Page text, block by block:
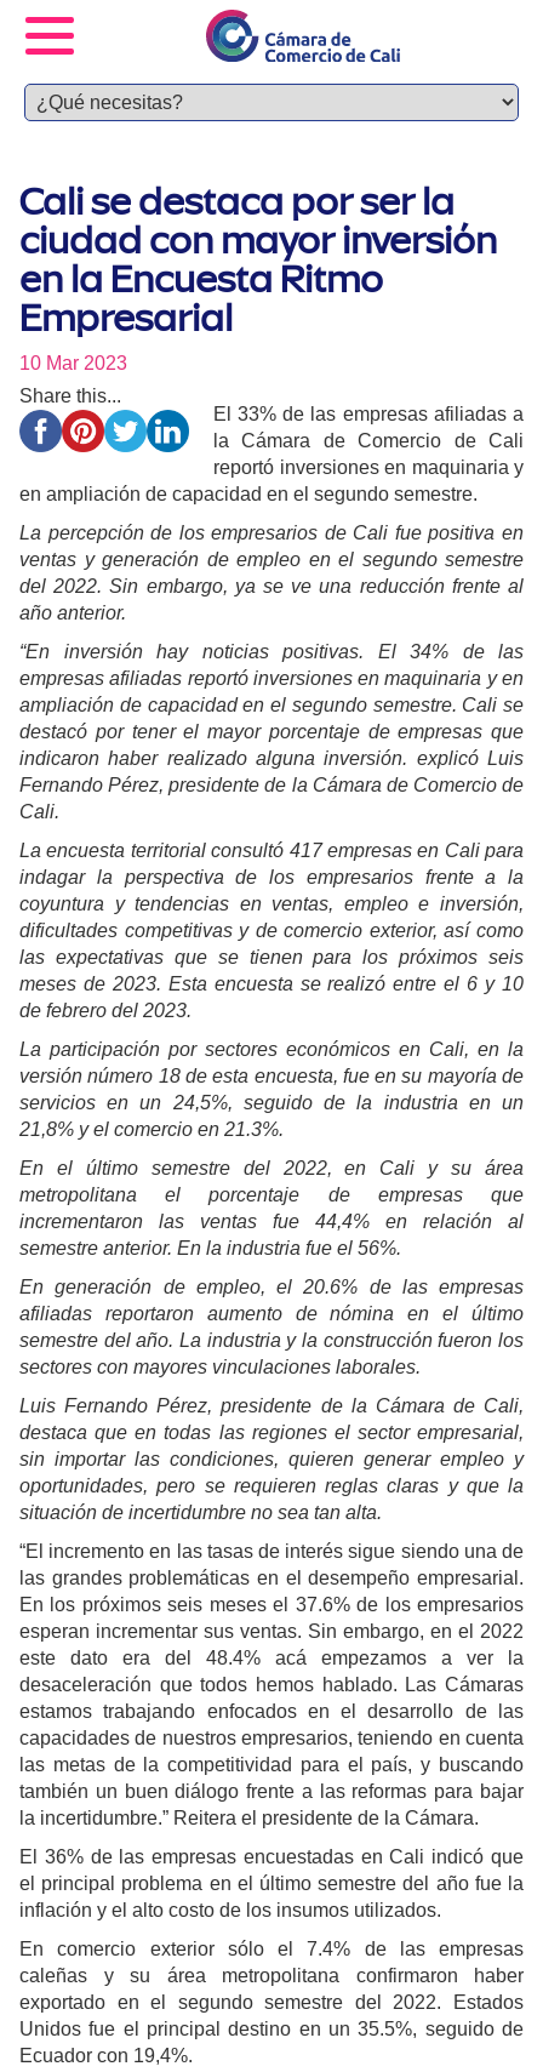
Cali se destaca por ser la
ciudad con mayor inversión
en la Encuesta Ritmo
Empresarial
10 Mar 2023
Share this...
El 33% de las empresas afiliadas a
la Cámara de Comercio de Cali
reportó inversiones en maquinaria y
en ampliación de capacidad en el segundo semestre.
La percepción de los empresarios de Cali fue positiva en
ventas y generación de empleo en el segundo semestre
del 2022. Sin embargo, ya se ve una reducción frente al
año anterior.
“En inversión hay noticias positivas. El 34% de las
empresas afiliadas reportó inversiones en maquinaria y en
ampliación de capacidad en el segundo semestre. Cali se
destacó por tener el mayor porcentaje de empresas que
indicaron haber realizado alguna inversión. explicó Luis
Fernando Pérez, presidente de la Cámara de Comercio de
Cali.
La encuesta territorial consultó 417 empresas en Cali para
indagar la perspectiva de los empresarios frente a la
coyuntura y tendencias en ventas, empleo e inversión,
dificultades competitivas y de comercio exterior, así como
las expectativas que se tienen para los próximos seis
meses de 2023. Esta encuesta se realizó entre el 6 y 10
de febrero del 2023.
La participación por sectores económicos en Cali, en la
versión número 18 de esta encuesta, fue en su mayoría de
servicios en un 24,5%, seguido de la industria en un
21,8% y el comercio en 21.3%.
En el último semestre del 2022, en Cali y su área
metropolitana el porcentaje de empresas que
incrementaron las ventas fue 44,4% en relación al
semestre anterior. En la industria fue el 56%.
En generación de empleo, el 20.6% de las empresas
afiliadas reportaron aumento de nómina en el último
semestre del año. La industria y la construcción fueron los
sectores con mayores vinculaciones laborales.
Luis Fernando Pérez, presidente de la Cámara de Cali,
destaca que en todas las regiones el sector empresarial,
sin importar las condiciones, quieren generar empleo y
oportunidades, pero se requieren reglas claras y que la
situación de incertidumbre no sea tan alta.
“El incremento en las tasas de interés sigue siendo una de
las grandes problemáticas en el desempeño empresarial.
En los próximos seis meses el 37.6% de los empresarios
esperan incrementar sus ventas. Sin embargo, en el 2022
este dato era del 48.4% acá empezamos a ver la
desaceleración que todos hemos hablado. Las Cámaras
estamos trabajando enfocados en el desarrollo de las
capacidades de nuestros empresarios, teniendo en cuenta
las metas de la competitividad para el país, y buscando
también un buen diálogo frente a las reformas para bajar
la incertidumbre.” Reitera el presidente de la Cámara.
El 36% de las empresas encuestadas en Cali indicó que
el principal problema en el último semestre del año fue la
inflación y el alto costo de los insumos utilizados.
En comercio exterior sólo el 7.4% de las empresas
caleñas y su área metropolitana confirmaron haber
exportado en el segundo semestre del 2022. Estados
Unidos fue el principal destino en un 35.5%, seguido de
Ecuador con 19,4%.